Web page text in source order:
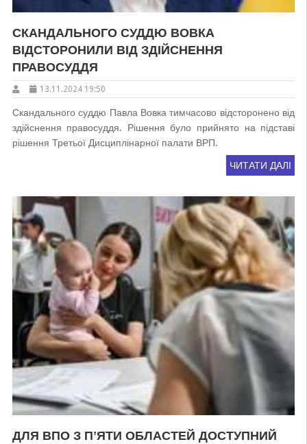
СКАНДАЛЬНОГО СУДДЮ ВОВКА
ВІДСТОРОНИЛИ ВІД ЗДІЙСНЕННЯ
ПРАВОСУДДЯ
13.11.2024 19:50
Скандального суддю Павла Вовка тимчасово відсторонено від
здійснення правосуддя. Рішення було прийнято на підставі
рішення Третьої Дисциплінарної палати ВРП.
ЧИТАТИ ДАЛІ
ДЛЯ ВПО З ПʼЯТИ ОБЛАСТЕЙ ДОСТУПНИЙ